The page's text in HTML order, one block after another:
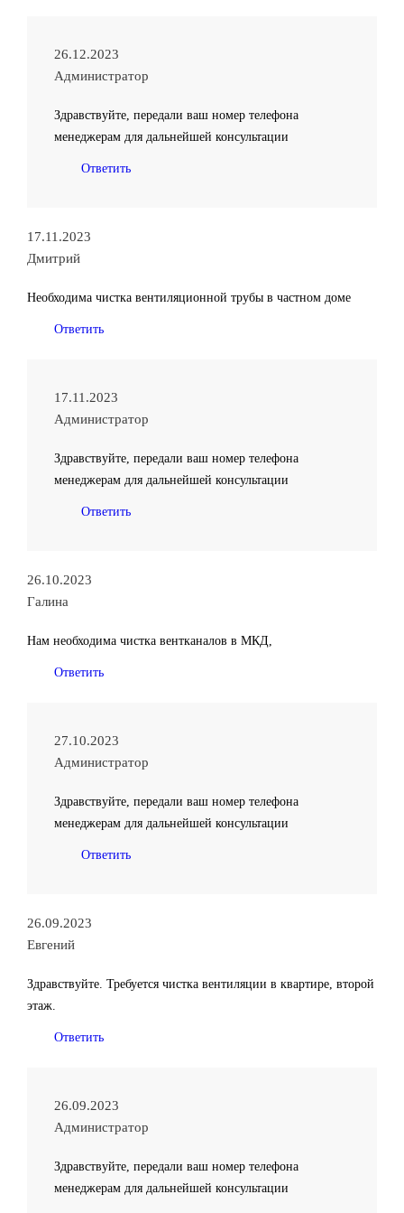
26.12.2023
Администратор
Здравствуйте, передали ваш номер телефона
менеджерам для дальнейшей консультации
Ответить
17.11.2023
Дмитрий
Необходима чистка вентиляционной трубы в частном доме
Ответить
17.11.2023
Администратор
Здравствуйте, передали ваш номер телефона
менеджерам для дальнейшей консультации
Ответить
26.10.2023
Галина
Нам необходима чистка вентканалов в МКД,
Ответить
27.10.2023
Администратор
Здравствуйте, передали ваш номер телефона
менеджерам для дальнейшей консультации
Ответить
26.09.2023
Евгений
Здравствуйте. Требуется чистка вентиляции в квартире, второй
этаж.
Ответить
26.09.2023
Администратор
Здравствуйте, передали ваш номер телефона
менеджерам для дальнейшей консультации